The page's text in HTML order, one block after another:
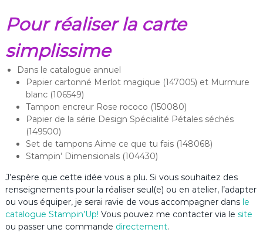
Pour réaliser la carte
simplissime
Dans le catalogue annuel
Papier cartonné Merlot magique (147005) et Murmure
blanc (106549)
Tampon encreur Rose rococo (150080)
Papier de la série Design Spécialité Pétales séchés
(149500)
Set de tampons Aime ce que tu fais (148068)
Stampin’ Dimensionals (104430)
J’espère que cette idée vous a plu. Si vous souhaitez des
renseignements pour la réaliser seul(e) ou en atelier, l’adapter
ou vous équiper, je serai ravie de vous accompagner dans le
catalogue Stampin’Up! Vous pouvez me contacter via le site
ou passer une commande directement.